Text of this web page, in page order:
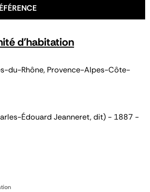
d'habitation
du-Rhône, Provence-Alpes-Côte-
Édouard Jeanneret, dit) - 1887 -